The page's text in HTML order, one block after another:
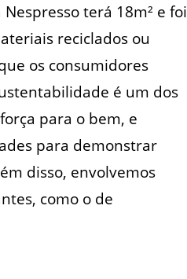
terá 18m² e foi
reciclados ou
os consumidores
é um dos
para o bem, e
para demonstrar
disso, envolvemos
como o de